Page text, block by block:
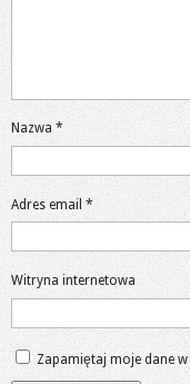
Nazwa *
Adres email *
Witryna internetowa
Zapamiętaj moje dane